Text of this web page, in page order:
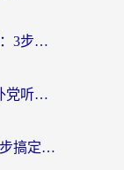
海外怎么用全民k歌？留学生亲测：3步解锁国内音乐+听书自由
酷狗权限受限无法删除歌曲？海外党听国内音乐听书的一站式解决指南
在日本用什么软件看国内电视？3步搞定地域限制，流畅追《狂飙》不卡顿